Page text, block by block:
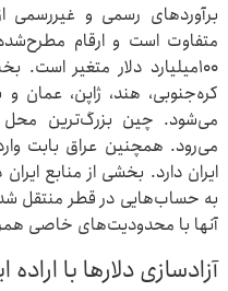
برآوردهای رسمی و غیررسمی
۱۰۰میلیارد دلار متغیر
کره‌جنوبی، هند، ژاپن، عمان و
می‌شود.‌ چین بزرگ‌ترین محل
می‌رود. همچنین عراق بابت
ایران دارد. بخشی از منابع
به حساب‌هایی در قطر منتقل
آنها با محدودیت‌های خاصی
آزادسازی دلارها با اراده